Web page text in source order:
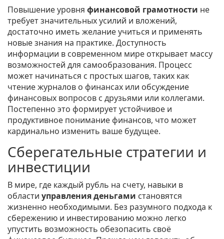
Повышение уровня финансовой грамотности не
требует значительных усилий и вложений,
достаточно иметь желание учиться и применять
новые знания на практике. Доступность
информации в современном мире открывает массу
возможностей для самообразования. Процесс
может начинаться с простых шагов, таких как
чтение журналов о финансах или обсуждение
финансовых вопросов с друзьями или коллегами.
Постепенно это формирует устойчивое и
продуктивное понимание финансов, что может
кардинально изменить ваше будущее.
Сберегательные стратегии и
инвестиции
В мире, где каждый рубль на счету, навыки в
области управления деньгами становятся
жизненно необходимыми. Без разумного подхода к
сбережению и инвестированию можно легко
упустить возможность обезопасить своё